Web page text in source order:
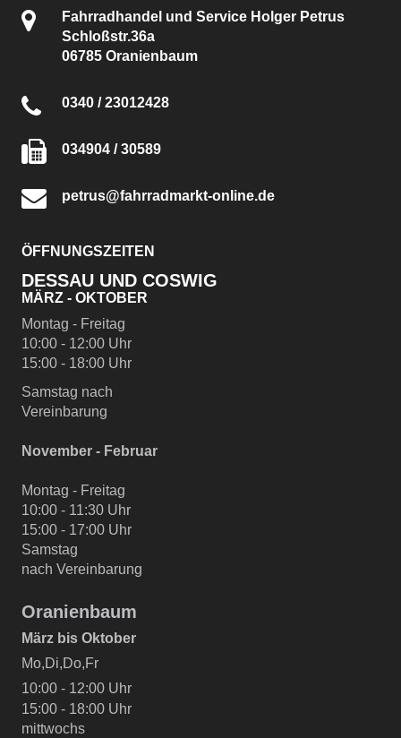
Fahrradhandel und Service Holger Petrus
Schloßstr.36a
06785 Oranienbaum
0340 / 23012428
034904 / 30589
petrus@fahrradmarkt-online.de
ÖFFNUNGSZEITEN
DESSAU UND COSWIG
MÄRZ - OKTOBER
Montag - Freitag
10:00 - 12:00 Uhr
15:00 - 18:00 Uhr
Samstag nach
Vereinbarung
November - Februar
Montag - Freitag
10:00 - 11:30 Uhr
15:00 - 17:00 Uhr
Samstag
nach Vereinbarung
Oranienbaum
März bis Oktober
Mo,Di,Do,Fr
10:00 - 12:00 Uhr
15:00 - 18:00 Uhr
mittwochs